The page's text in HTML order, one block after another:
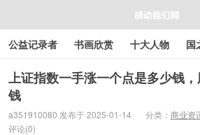
感动我们网
公益记录者 书画欣赏 十大人物 国
好人好事 感人资讯 商业资讯 在线
上证指数一手涨一个点是多少钱
钱
a351910080 发布于 2025-01-14 分类： 商业资
评论(0)